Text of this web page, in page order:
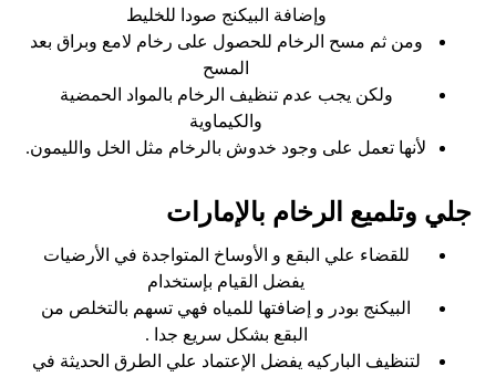
وإضافة البيكنج صودا للخليط
ومن ثم مسح الرخام للحصول على رخام لامع وبراق بعد
المسح
ولكن يجب عدم تنظيف الرخام بالمواد الحمضية
والكيماوية
لأنها تعمل على وجود خدوش بالرخام مثل الخل والليمون.
جلي وتلميع الرخام بالإمارات
للقضاء علي البقع و الأوساخ المتواجدة في الأرضيات
يفضل القيام بإستخدام
البيكنج بودر و إضافتها للمياه فهي تسهم بالتخلص من
البقع بشكل سريع جدا .
لتنظيف الباركيه يفضل الإعتماد علي الطرق الحديثة في